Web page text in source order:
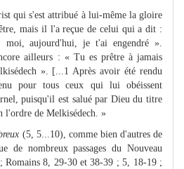
qui s'est attribué à lui-même la gloire
mais il l'a reçue de celui qui a dit :
aujourd'hui, je t'ai engendré ».
ailleurs : « Tu es prêtre à jamais
». [...1 Après avoir été rendu
pour tous ceux qui lui obéissent
puisqu'il est salué par Dieu du titre
l'ordre de Melkisédech. »
(5, 5...10), comme bien d'autres de
de nombreux passages du Nouveau
Romains 8, 29-30 et 38-39 ; 5, 18-19 ;